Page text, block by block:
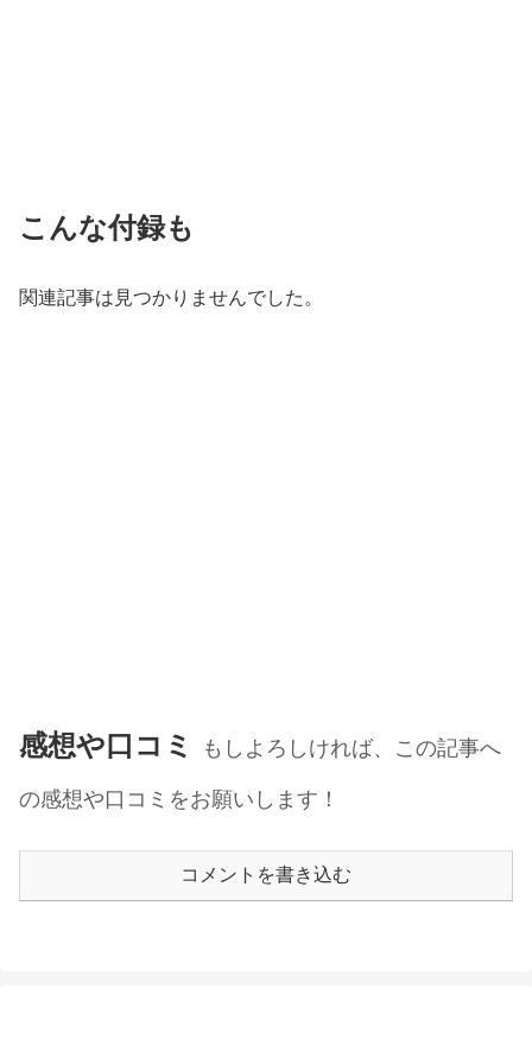
こんな付録も
関連記事は見つかりませんでした。
感想や口コミ
もしよろしければ、この記事へ
の感想や口コミをお願いします！
コメントを書き込む